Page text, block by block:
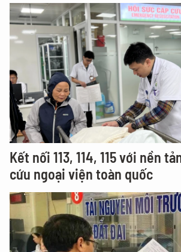
Kết nối 113, 114, 115 với nền
cứu ngoại viện toàn quốc